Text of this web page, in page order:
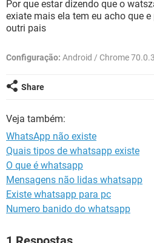
INSTAGRAM
GUIA DE COMPRAS
OUTLOOK
INSTAGRAM
GUIA DE COMPRAS
Por que estar dizendo que o
exiate mais ela tem eu acho que
outri pais
Configuração: Android / Chrome
Share
Veja também:
WhatsApp não existe
Quais tipos de whatsapp existe
O que é whatsapp
Mensagens não lidas whatsapp
Existe whatsapp para pc
Numero banido do whatsapp